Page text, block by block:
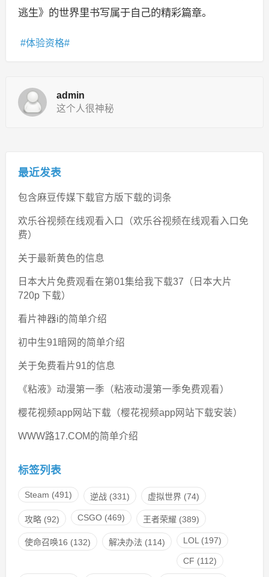
逃生》的世界里书写属于自己的精彩篇章。
体验资格
admin
这个人很神秘
最近发表
包含麻豆传媒下载官方版下载的词条
欢乐谷视频在线观看入口（欢乐谷视频在线观看入口免
费）
关于最新黄色的信息
日本大片免费观看在第01集给我下载37（日本大片
720p 下载）
看片神器i的简单介绍
初中生91暗网的简单介绍
关于免费看片91的信息
《粘液》动漫第一季（粘液动漫第一季免费观看）
樱花视频app网站下载（樱花视频app网站下载安装）
WWW路17.COM的简单介绍
标签列表
Steam (491) 逆战(331) 虚拟世界(74)
攻略(92) CSGO(469) 王者荣耀 (389)
使命召唤16 (132) 解决办法 (114) LOL(197)
CF (112)